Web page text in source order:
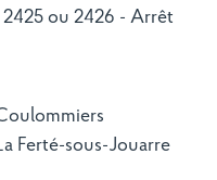
2425 ou 2426 - Arrêt
Ferté-sous-Jouarre